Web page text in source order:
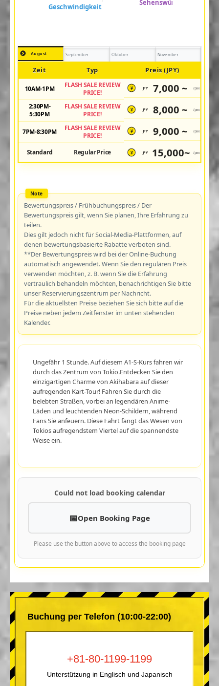
August September Oktober November
Zeit Typ Preis (JPY)
10AM-1PM
FLASH SALE REVIEW
PRICE!
¥ JPY 7,000 ~ /pax
2:30PM-
5:30PM
FLASH SALE REVIEW
PRICE!
¥ JPY 8,000 ~ /pax
7PM-8:30PM
FLASH SALE REVIEW
PRICE!
¥ JPY 9,000 ~ /pax
Standard Regular Price ¥ JPY 15,000~ /pax
Bewertungspreis / Frühbuchungspreis / Der
Bewertungspreis gilt, wenn Sie planen, Ihre Erfahrung zu
teilen.
Dies gilt jedoch nicht für Social-Media-Plattformen, auf
denen bewertungsbasierte Rabatte verboten sind.
**Der Bewertungspreis wird bei der Online-Buchung
automatisch angewendet. Wenn Sie den regulären Preis
verwenden möchten, z. B. wenn Sie die Erfahrung
vertraulich behandeln möchten, benachrichtigen Sie bitte
unser Reservierungszentrum per Nachricht.
Für die aktuellsten Preise beziehen Sie sich bitte auf die
Preise neben jedem Zeitfenster im unten stehenden
Kalender.
Ungefähr 1 Stunde. Auf diesem A1-S-Kurs fahren wir
durch das Zentrum von Tokio.Entdecken Sie den
einzigartigen Charme von Akihabara auf dieser
aufregenden Kart-Tour! Fahren Sie durch die
belebten Straßen, vorbei an legendären Anime-
Läden und leuchtenden Neon-Schildern, während
Fans Sie anfeuern. Diese Fahrt fängt das Wesen von
Tokios aufregendstem Viertel auf die spannendste
Weise ein.
Could not load booking calendar
Open Booking Page
Please use the button above to access the booking page
Buchung per Telefon (10:00-22:00)
+81-80-1199-1199
Unterstützung in Englisch und Japanisch